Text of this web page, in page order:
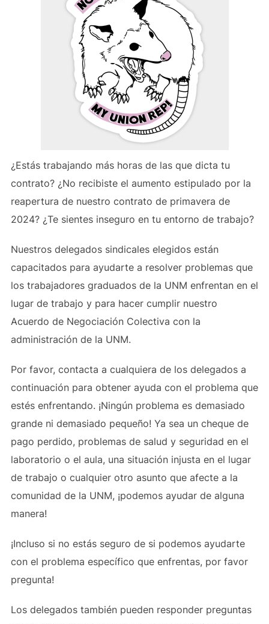
¿Estás trabajando más horas de las que dicta tu
contrato? ¿No recibiste el aumento estipulado por la
reapertura de nuestro contrato de primavera de
2024? ¿Te sientes inseguro en tu entorno de trabajo?
Nuestros delegados sindicales elegidos están
capacitados para ayudarte a resolver problemas que
los trabajadores graduados de la UNM enfrentan en el
lugar de trabajo y para hacer cumplir nuestro
Acuerdo de Negociación Colectiva con la
administración de la UNM.
Por favor, contacta a cualquiera de los delegados a
continuación para obtener ayuda con el problema que
estés enfrentando. ¡Ningún problema es demasiado
grande ni demasiado pequeño! Ya sea un cheque de
pago perdido, problemas de salud y seguridad en el
laboratorio o el aula, una situación injusta en el lugar
de trabajo o cualquier otro asunto que afecte a la
comunidad de la UNM, ¡podemos ayudar de alguna
manera!
¡Incluso si no estás seguro de si podemos ayudarte
con el problema específico que enfrentas, por favor
pregunta!
Los delegados también pueden responder preguntas